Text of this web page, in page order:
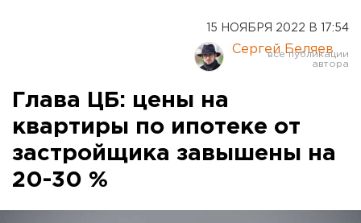
15 НОЯБРЯ 2022 В 17:54
Сергей Беляев
Глава ЦБ: цены на
квартиры по ипотеке от
застройщика завышены на
20-30 %